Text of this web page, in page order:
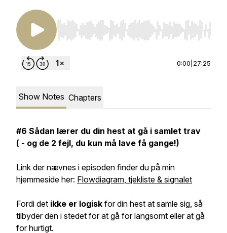
Use Left/Right to seek, Home/End to jump to
0:00 27:25
Show Notes Chapters
#6 Sådan lærer du din hest at gå i samlet trav
( - og de 2 fejl, du kun må lave få gange!)
Link der nævnes i episoden finder du på min
hjemmeside her: Flowdiagram, tjekliste & signalet
Fordi det ikke er logisk for din hest at samle sig, så
tilbyder den i stedet for at gå for langsomt eller at gå
for hurtigt.